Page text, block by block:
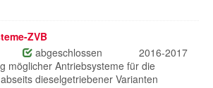
ZVB
abgeschlossen
2016-2017
möglicher Antriebsysteme für die
dieselgetriebener Varianten